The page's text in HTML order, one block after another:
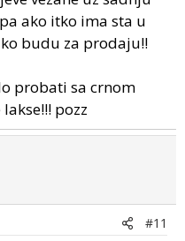
ako itko ima sta u
budu za prodaju!!
probati sa crnom
pozz
#11